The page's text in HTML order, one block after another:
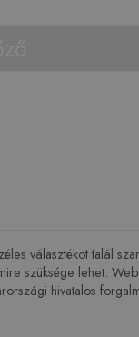
választékot talál
szüksége lehet.
hivatalos